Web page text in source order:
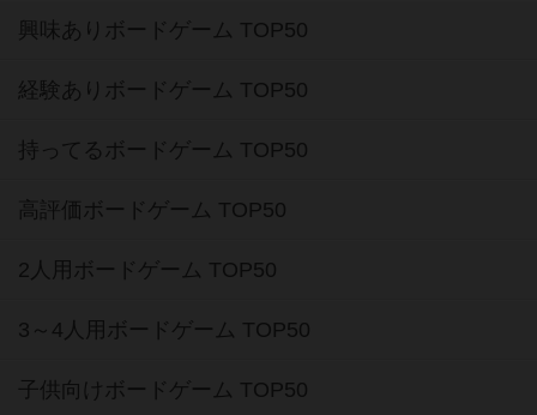
興味ありボードゲーム TOP50
経験ありボードゲーム TOP50
持ってるボードゲーム TOP50
高評価ボードゲーム TOP50
2人用ボードゲーム TOP50
3～4人用ボードゲーム TOP50
子供向けボードゲーム TOP50